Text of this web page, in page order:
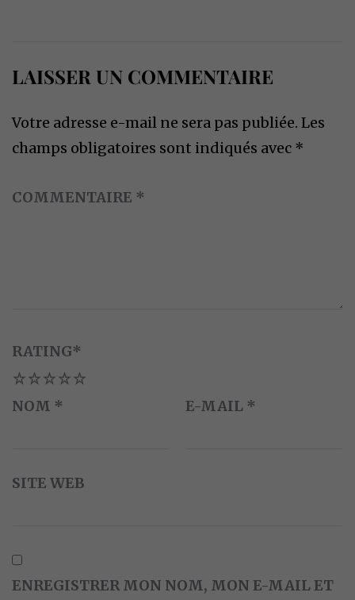
LAISSER UN COMMENTAIRE
Votre adresse e-mail ne sera pas publiée. Les
champs obligatoires sont indiqués avec *
COMMENTAIRE *
RATING*
5
4
3
2
NOM * E-MAIL *
SITE WEB
ENREGISTRER MON NOM, MON E-MAIL ET